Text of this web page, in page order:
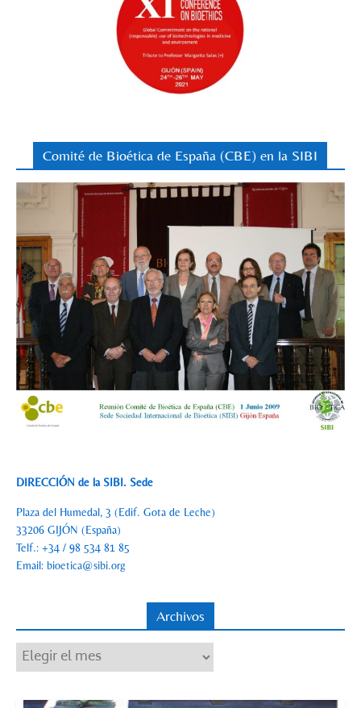
Comité de Bioética de España (CBE) en la SIBI
DIRECCIÓN de la SIBI. Sede
Plaza del Humedal, 3 (Edif. Gota de Leche)
33206 GIJÓN (España)
Telf.: +34 / 98 534 81 85
Email: bioetica@sibi.org
Archivos
Archivos